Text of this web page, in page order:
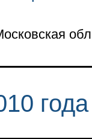
года